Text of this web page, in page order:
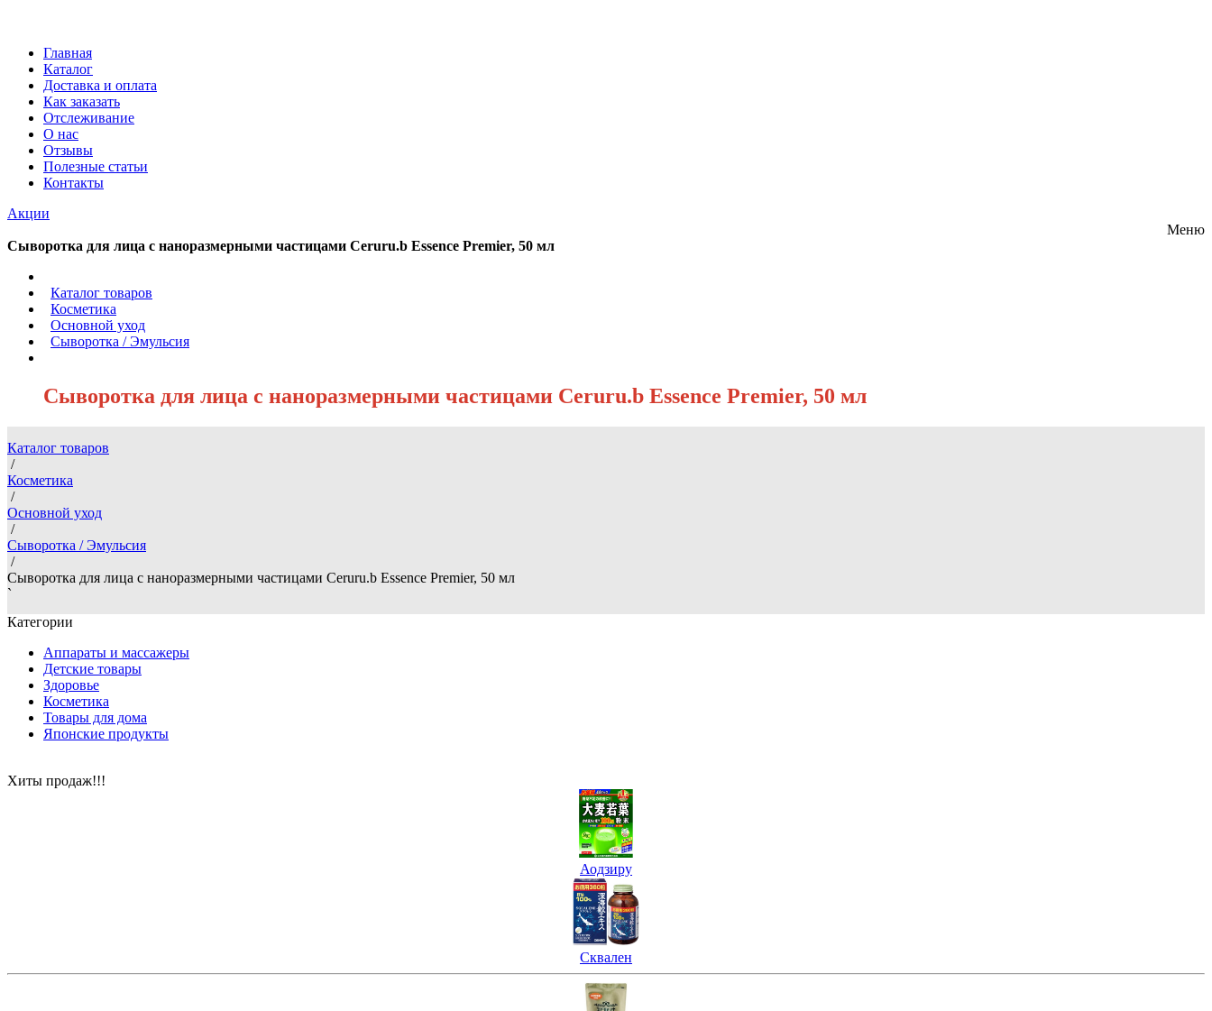
Главная
Каталог
Доставка и оплата
Как заказать
Отслеживание
О нас
Отзывы
Полезные статьи
Контакты
Акции
Меню
Сыворотка для лица с наноразмерными частицами Ceruru.b Essence Premier, 50 мл
Каталог товаров
Косметика
Основной уход
Сыворотка / Эмульсия
Сыворотка для лица с наноразмерными частицами Ceruru.b Essence Premier, 50 мл
Каталог товаров
/
Косметика
/
Основной уход
/
Сыворотка / Эмульсия
/
Сыворотка для лица с наноразмерными частицами Ceruru.b Essence Premier, 50 мл
`
Категории
Аппараты и массажеры
Детские товары
Здоровье
Косметика
Товары для дома
Японские продукты
Хиты продаж!!!
Аодзиру
Сквален